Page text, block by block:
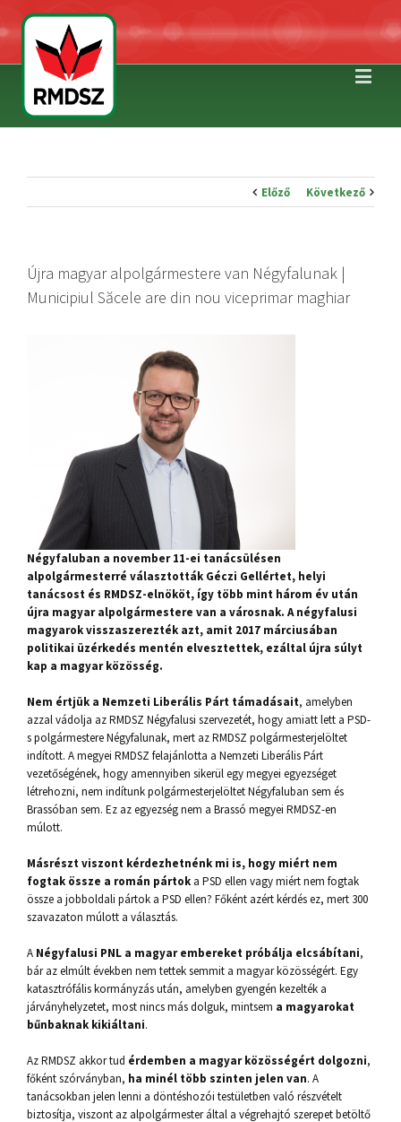
Előző Következő
Újra magyar alpolgármestere van Négyfalunak |
Municipiul Săcele are din nou viceprimar maghiar
Négyfaluban a november 11-ei tanácsülésen
alpolgármesterré választották Géczi Gellértet, helyi
tanácsost és RMDSZ-elnököt, így több mint három év után
újra magyar alpolgármestere van a városnak. A négyfalusi
magyarok visszaszerezték azt, amit 2017 márciusában
politikai üzérkedés mentén elvesztettek, ezáltal újra súlyt
kap a magyar közösség.
Nem értjük a Nemzeti Liberális Párt támadásait, amelyben
azzal vádolja az RMDSZ Négyfalusi szervezetét, hogy amiatt lett a PSD-
s polgármestere Négyfalunak, mert az RMDSZ polgármesterjelöltet
indított. A megyei RMDSZ felajánlotta a Nemzeti Liberális Párt
vezetőségének, hogy amennyiben sikerül egy megyei egyezséget
létrehozni, nem indítunk polgármesterjelöltet Négyfaluban sem és
Brassóban sem. Ez az egyezség nem a Brassó megyei RMDSZ-en
múlott.
Másrészt viszont kérdezhetnénk mi is, hogy miért nem
fogtak össze a román pártok a PSD ellen vagy miért nem fogtak
össze a jobboldali pártok a PSD ellen? Főként azért kérdés ez, mert 300
szavazaton múlott a választás.
A Négyfalusi PNL a magyar embereket próbálja elcsábítani,
bár az elmúlt években nem tettek semmit a magyar közösségért. Egy
katasztrófális kormányzás után, amelyben gyengén kezelték a
járványhelyzetet, most nincs más dolguk, mintsem a magyarokat
bűnbaknak kikiáltani.
Az RMDSZ akkor tud érdemben a magyar közösségért dolgozni,
főként szórványban, ha minél több szinten jelen van. A
tanácsokban jelen lenni a döntéshozói testületben való részvételt
biztosítja, viszont az alpolgármester által a végrehajtó szerepet betöltő